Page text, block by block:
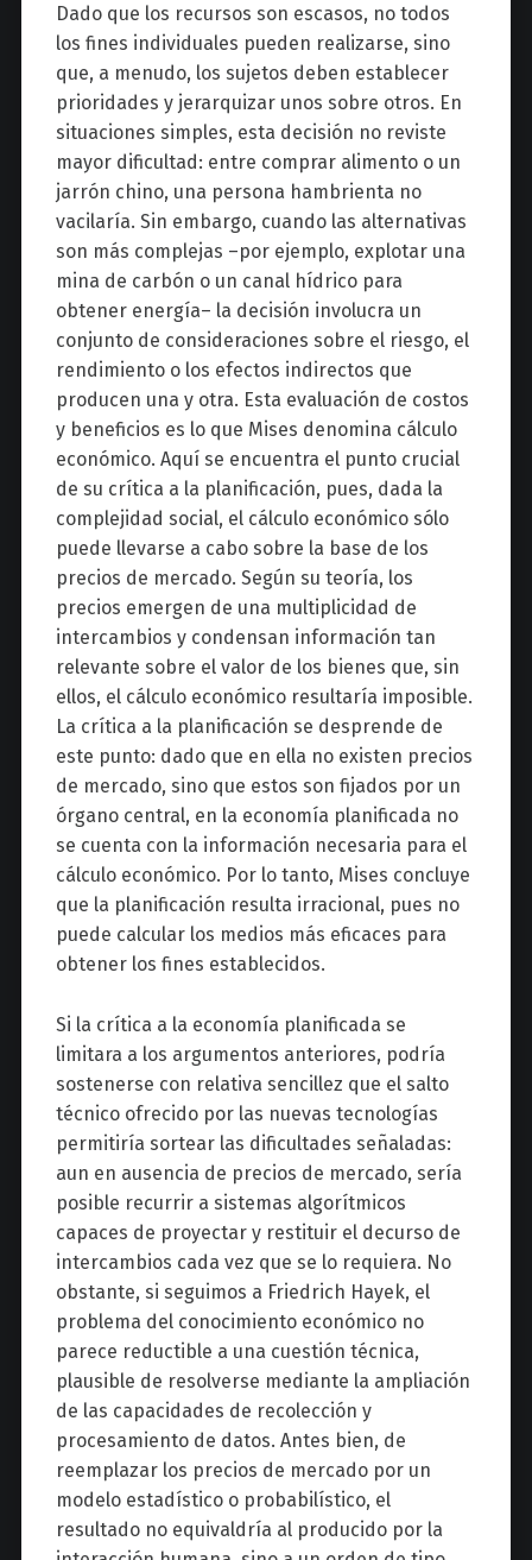
Dado que los recursos son escasos, no todos
los fines individuales pueden realizarse, sino
que, a menudo, los sujetos deben establecer
prioridades y jerarquizar unos sobre otros. En
situaciones simples, esta decisión no reviste
mayor dificultad: entre comprar alimento o un
jarrón chino, una persona hambrienta no
vacilaría. Sin embargo, cuando las alternativas
son más complejas –por ejemplo, explotar una
mina de carbón o un canal hídrico para
obtener energía– la decisión involucra un
conjunto de consideraciones sobre el riesgo, el
rendimiento o los efectos indirectos que
producen una y otra. Esta evaluación de costos
y beneficios es lo que Mises denomina cálculo
económico. Aquí se encuentra el punto crucial
de su crítica a la planificación, pues, dada la
complejidad social, el cálculo económico sólo
puede llevarse a cabo sobre la base de los
precios de mercado. Según su teoría, los
precios emergen de una multiplicidad de
intercambios y condensan información tan
relevante sobre el valor de los bienes que, sin
ellos, el cálculo económico resultaría imposible.
La crítica a la planificación se desprende de
este punto: dado que en ella no existen precios
de mercado, sino que estos son fijados por un
órgano central, en la economía planificada no
se cuenta con la información necesaria para el
cálculo económico. Por lo tanto, Mises concluye
que la planificación resulta irracional, pues no
puede calcular los medios más eficaces para
obtener los fines establecidos.
Si la crítica a la economía planificada se
limitara a los argumentos anteriores, podría
sostenerse con relativa sencillez que el salto
técnico ofrecido por las nuevas tecnologías
permitiría sortear las dificultades señaladas:
aun en ausencia de precios de mercado, sería
posible recurrir a sistemas algorítmicos
capaces de proyectar y restituir el decurso de
intercambios cada vez que se lo requiera. No
obstante, si seguimos a Friedrich Hayek, el
problema del conocimiento económico no
parece reductible a una cuestión técnica,
plausible de resolverse mediante la ampliación
de las capacidades de recolección y
procesamiento de datos. Antes bien, de
reemplazar los precios de mercado por un
modelo estadístico o probabilístico, el
resultado no equivaldría al producido por la